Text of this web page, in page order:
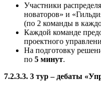
Участники
новаторов» и
(по 2 команды в
Каждой команде
проектного
На подготовку
по 5 минут.
7.2.3.3. 3 тур – дебаты